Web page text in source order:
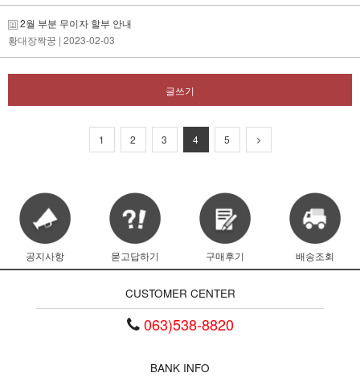
2월 부분 무이자 할부 안내
황대장짝꿍 | 2023-02-03
글쓰기
1 2 3 4 5
공지사항 묻고답하기 구매후기 배송조회
CUSTOMER CENTER
063)538-8820
BANK INFO